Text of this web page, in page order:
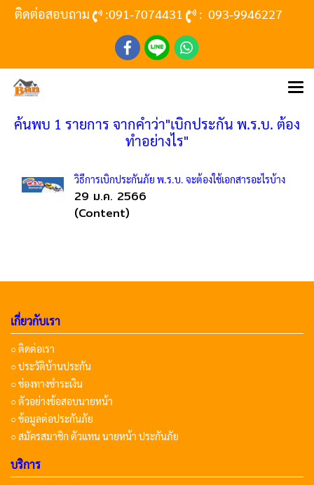
ติดต่อสอบถาม :091-7074431 : 093-9946227
ค้นพบ 1 รายการ จากคำว่า"เบิกประกัน พ.ร.บ. ต้อง
ทำอย่างไร"
วิธีการเบิกประกันภัย พ.ร.บ. จะต้องใช้เอกสารอะไรบ้าง
29 ม.ค. 2566
(Content)
เกี่ยวกับเรา
○ ติดต่อเรา
○ ประวัติบ้านประกัน
○ ช่องทางชำระเงิน
○ ตัวอย่างข้อสอบนายหน้า
○ ข้อมูลต่อประกันภัย
○ สมัครสมาชิก ตัวแทน นายหน้า ประกันภัย
บริการ